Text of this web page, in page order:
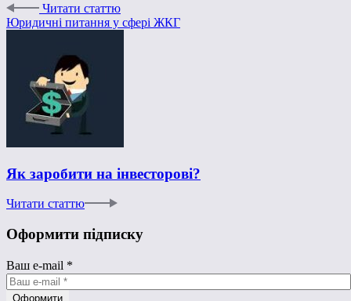
Читати статтю
Юридичні питання у сфері ЖКГ
Як заробити на інвесторові?
Читати статтю
Оформити підписку
Ваш e-mail *